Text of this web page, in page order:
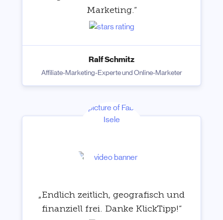
Marketing.“
Ralf Schmitz
Affiliate-Marketing-Experte und Online-Marketer
„Endlich zeitlich, geografisch und
finanziell frei. Danke KlickTipp!“